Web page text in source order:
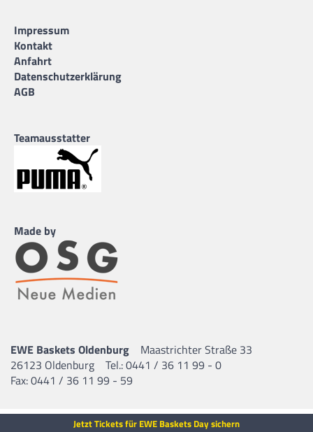
Jetzt Tickets für EWE Baskets Day sichern
Impressum
Kontakt
Anfahrt
Datenschutzerklärung
AGB
Teamausstatter
Made by
EWE Baskets Oldenburg
Maastrichter Straße 33
26123 Oldenburg
Tel.: 0441 / 36 11 99 - 0
Fax: 0441 / 36 11 99 - 59